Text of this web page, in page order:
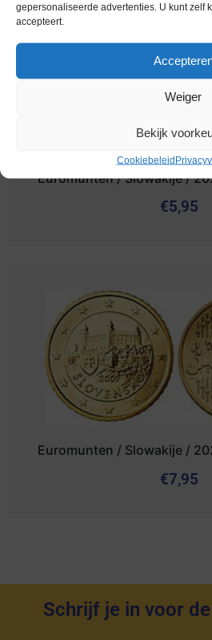
gepersonaliseerde advertenties. U kunt zelf
accepteert.
Weiger
Bekijk
Cookiebeleid
Euromunten / Slowakije /
€5,95
Euromunten / Slowakije /
€7,95
Schrijf je in voor